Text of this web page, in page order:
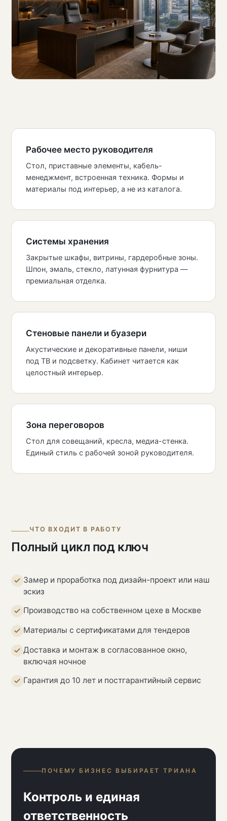
Рабочее место руководителя
Стол, приставные элементы, кабель-
менеджмент, встроенная техника. Формы и
материалы под интерьер, а не из каталога.
Системы хранения
Закрытые шкафы, витрины, гардеробные зоны.
Шпон, эмаль, стекло, латунная фурнитура —
премиальная отделка.
Стеновые панели и буазери
Акустические и декоративные панели, ниши
под ТВ и подсветку. Кабинет читается как
целостный интерьер.
Зона переговоров
Стол для совещаний, кресла, медиа-стенка.
Единый стиль с рабочей зоной руководителя.
ЧТО ВХОДИТ В РАБОТУ
Полный цикл под ключ
Замер и проработка под дизайн-проект или наш
эскиз
Производство на собственном цехе в Москве
Материалы с сертификатами для тендеров
Доставка и монтаж в согласованное окно,
включая ночное
Гарантия до 10 лет и постгарантийный сервис
ПОЧЕМУ БИЗНЕС ВЫБИРАЕТ ТРИАНА
Контроль и единая
ответственность